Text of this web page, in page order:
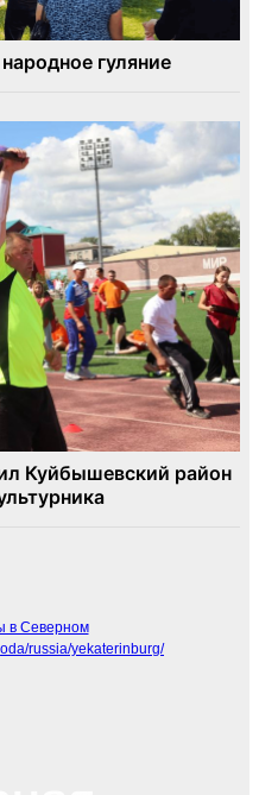
в Северном
russia/yekaterinburg/